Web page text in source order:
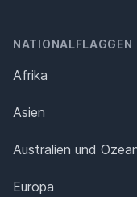
NATIONALFLAGGEN
Afrika
Asien
Australien und
Europa